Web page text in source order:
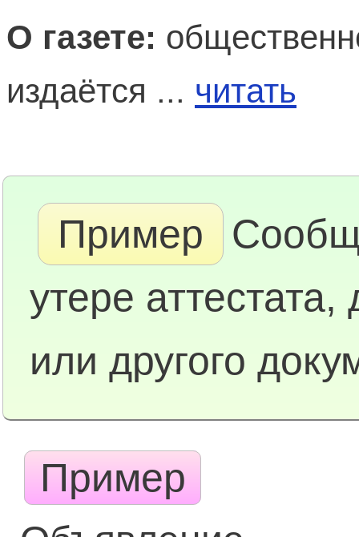
О газете:
издаётся ... читать
Пример
утере
или другого
Пример